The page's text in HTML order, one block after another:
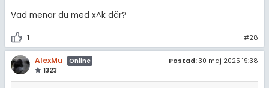
Vad menar du med x^k där?
1 #28
AlexMu
Online
1323
Postad: 30 maj 2025 19:38